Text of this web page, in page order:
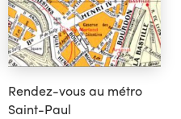
Rendez-vous au métro
Saint-Paul